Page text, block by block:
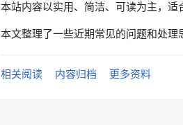
本站内容以实用、简洁、可读为主，适
本文整理了一些近期常见的问题和处理
相关阅读 内容归档 更多资料